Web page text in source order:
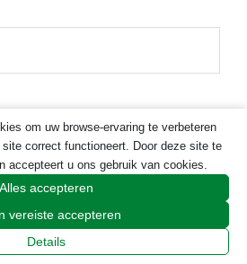
om uw browse-ervaring te verbeteren
correct functioneert. Door deze site te
accepteert u ons gebruik van cookies.
Alles accepteren
vereiste accepteren
Details